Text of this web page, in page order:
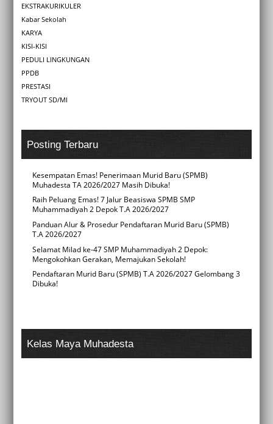
EKSTRAKURIKULER
Kabar Sekolah
KARYA
KISI-KISI
PEDULI LINGKUNGAN
PPDB
PRESTASI
TRYOUT SD/MI
Posting Terbaru
Kesempatan Emas! Penerimaan Murid Baru (SPMB)
Muhadesta TA 2026/2027 Masih Dibuka!
Raih Peluang Emas! 7 Jalur Beasiswa SPMB SMP
Muhammadiyah 2 Depok T.A 2026/2027
Panduan Alur & Prosedur Pendaftaran Murid Baru (SPMB)
T.A 2026/2027
Selamat Milad ke-47 SMP Muhammadiyah 2 Depok:
Mengokohkan Gerakan, Memajukan Sekolah!
Pendaftaran Murid Baru (SPMB) T.A 2026/2027 Gelombang 3
Dibuka!
Kelas Maya Muhadesta